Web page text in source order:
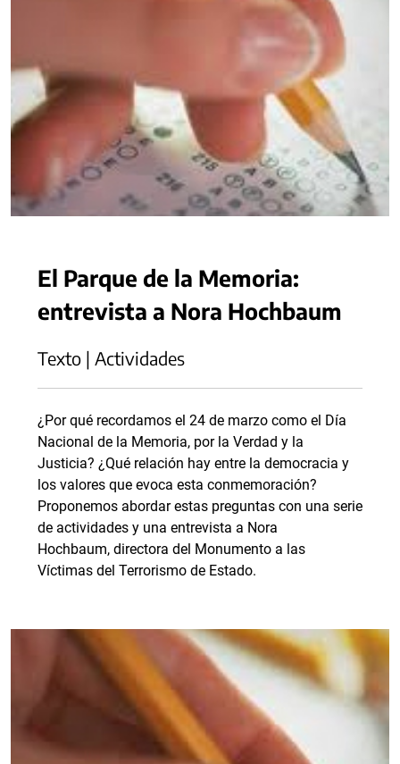
El Parque de la Memoria:
entrevista a Nora Hochbaum
Texto | Actividades
¿Por qué recordamos el 24 de marzo como el Día
Nacional de la Memoria, por la Verdad y la
Justicia? ¿Qué relación hay entre la democracia y
los valores que evoca esta conmemoración?
Proponemos abordar estas preguntas con una serie
de actividades y una entrevista a Nora
Hochbaum, directora del Monumento a las
Víctimas del Terrorismo de Estado.